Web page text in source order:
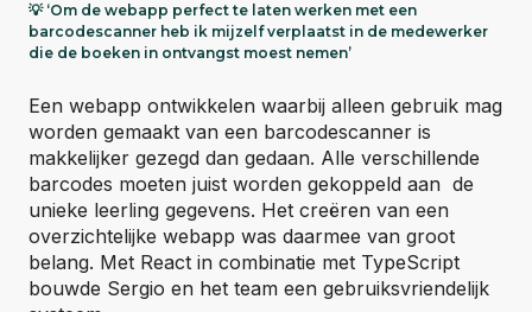
💡 ‘Om de webapp perfect te laten werken met een
barcodescanner heb ik mijzelf verplaatst in de medewerker
die de boeken in ontvangst moest nemen’
Een webapp ontwikkelen waarbij alleen gebruik mag
worden gemaakt van een barcodescanner is
makkelijker gezegd dan gedaan. Alle verschillende
barcodes moeten juist worden gekoppeld aan de
unieke leerling gegevens. Het creëren van een
overzichtelijke webapp was daarmee van groot
belang. Met React in combinatie met TypeScript
bouwde Sergio en het team een gebruiksvriendelijk